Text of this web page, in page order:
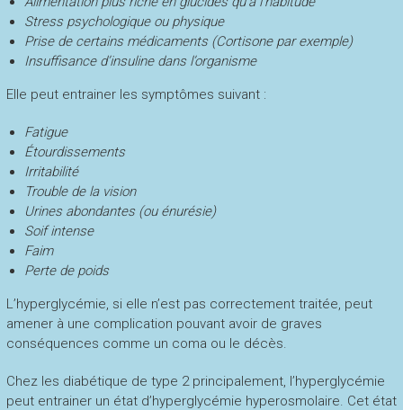
Stress psychologique ou physique
Prise de certains médicaments (Cortisone par exemple)
Insuffisance d’insuline dans l’organisme
Elle peut entrainer les symptômes suivant :
Fatigue
Étourdissements
Irritabilité
Trouble de la vision
Urines abondantes (ou énurésie)
Soif intense
Faim
Perte de poids
L’hyperglycémie, si elle n’est pas correctement traitée, peut
amener à une complication pouvant avoir de graves
conséquences comme un coma ou le décès.
Chez les diabétique de type 2 principalement, l’hyperglycémie
peut entrainer un état d’hyperglycémie hyperosmolaire. Cet état